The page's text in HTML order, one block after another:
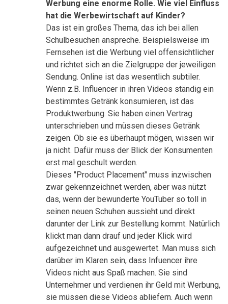
Werbung eine enorme Rolle. Wie viel Einfluss
hat die Werbewirtschaft auf Kinder?
Das ist ein großes Thema, das ich bei allen
Schulbesuchen anspreche. Beispielsweise im
Fernsehen ist die Werbung viel offensichtlicher
und richtet sich an die Zielgruppe der jeweiligen
Sendung. Online ist das wesentlich subtiler.
Wenn z.B. Influencer in ihren Videos ständig ein
bestimmtes Getränk konsumieren, ist das
Produktwerbung. Sie haben einen Vertrag
unterschrieben und müssen dieses Getränk
zeigen. Ob sie es überhaupt mögen, wissen wir
ja nicht. Dafür muss der Blick der Konsumenten
erst mal geschult werden.
Dieses "Product Placement" muss inzwischen
zwar gekennzeichnet werden, aber was nützt
das, wenn der bewunderte YouTuber so toll in
seinen neuen Schuhen aussieht und direkt
darunter der Link zur Bestellung kommt. Natürlich
klickt man dann drauf und jeder Klick wird
aufgezeichnet und ausgewertet. Man muss sich
darüber im Klaren sein, dass Infuencer ihre
Videos nicht aus Spaß machen. Sie sind
Unternehmer und verdienen ihr Geld mit Werbung,
sie müssen diese Videos abliefern. Auch wenn